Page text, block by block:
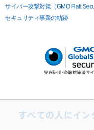
サイバー攻撃対策（GMO Flatt
セキュリティ事業の軌跡